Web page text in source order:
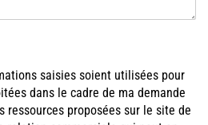
saisies soient utilisées pour
dans le cadre de ma demande
ressources proposées sur le site de